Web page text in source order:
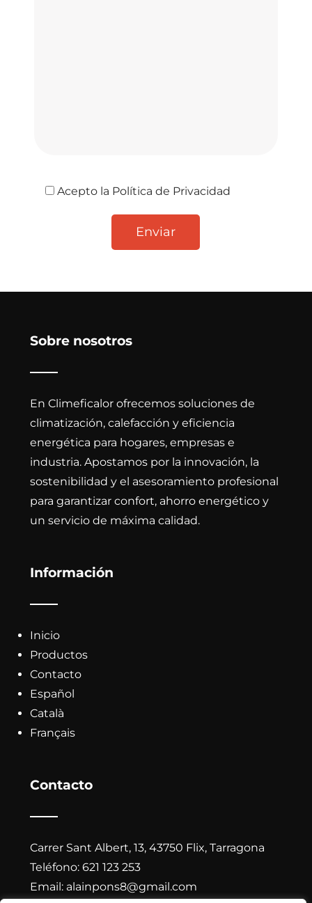
Acepto la Política de Privacidad
Sobre nosotros
En Climeficalor ofrecemos soluciones de
climatización, calefacción y eficiencia
energética para hogares, empresas e
industria. Apostamos por la innovación, la
sostenibilidad y el asesoramiento profesional
para garantizar confort, ahorro energético y
un servicio de máxima calidad.
Información
Inicio
Productos
Contacto
Español
Català
Français
Contacto
Carrer Sant Albert, 13, 43750 Flix, Tarragona
Teléfono:621 123 253
Email: alainpons8@gmail.com